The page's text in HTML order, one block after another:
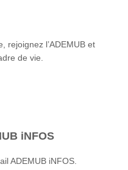
rejoignez l’ADEMUB et
de vie.
iNFOS
ADEMUB iNFOS.